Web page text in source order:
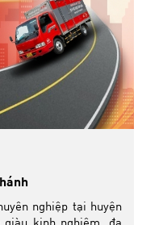
nghiệp tại huyện
giàu kinh nghiệm, đa